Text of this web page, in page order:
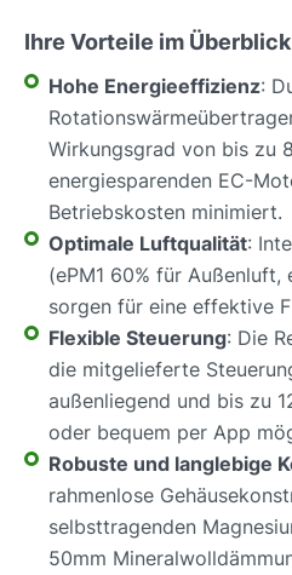
Ihre Vorteile im
Hohe Energieeffizienz:
Wirkungsgrad von bis zu
energiesparenden EC-
Betriebskosten minimiert.
Optimale Luftqualität:
(ePM1 60% für Außenluft,
sorgen für eine effektive
Flexible Steuerung: Die
die mitgelieferte
außenliegend und bis zu
oder bequem per App
Robuste und langlebige
rahmenlose
selbsttragenden
50mm